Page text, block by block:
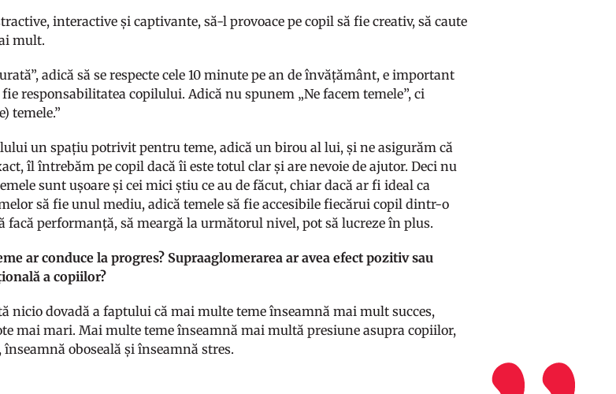
interactive și captivante, să-l provoace pe copil să fie creativ, să caute
mult.
adică să se respecte cele 10 minute pe an de învățământ, e important
responsabilitatea copilului. Adică nu spunem „Ne facem temele”, ci
temele.”
un spațiu potrivit pentru teme, adică un birou al lui, și ne asigurăm că
îl întrebăm pe copil dacă îi este totul clar și are nevoie de ajutor. Deci nu
sunt ușoare și cei mici știu ce au de făcut, chiar dacă ar fi ideal ca
să fie unul mediu, adică temele să fie accesibile fiecărui copil dintr-o
facă performanță, să meargă la următorul nivel, pot să lucreze în plus.
ar conduce la progres? Supraaglomerarea ar avea efect pozitiv sau
a copiilor?
nicio dovadă a faptului că mai multe teme înseamnă mai mult succes,
mai mari. Mai multe teme înseamnă mai multă presiune asupra copiilor,
oboseală și înseamnă stres.